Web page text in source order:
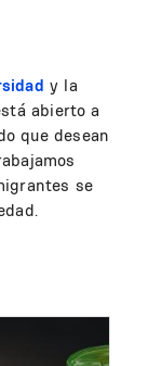
y la
abierto a
que desean
se